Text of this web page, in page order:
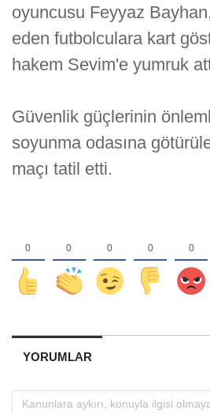
oyuncusu Feyyaz
eden futbolculara kart
hakem Sevim'e yumruk
Güvenlik güçlerinin
soyunma odasına
maçı tatil etti.
YORUMLAR